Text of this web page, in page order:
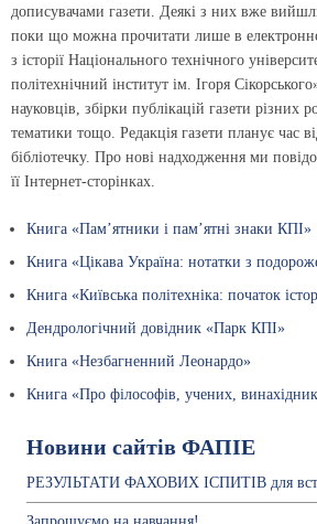
дописувачами газети. Деякі з них вже
поки що можна прочитати лише в
з історії Національного технічного
політехнічний інститут ім. Ігоря
науковців, збірки публікацій газети різних
тематики тощо. Редакція газети планує час
бібліотечку. Про нові надходження ми
її Інтернет-сторінках.
Книга «Пам’ятники і пам’ятні знаки КПІ»
Книга «Цікава Україна: нотатки з
Книга «Київська політехніка: початок
Дендрологічний довідник «Парк КПІ»
Книга «Незбагненний Леонардо»
Книга «Про філософів, учених,
Новини сайтів ФАПІЕ
РЕЗУЛЬТАТИ ФАХОВИХ ІСПИТІВ для